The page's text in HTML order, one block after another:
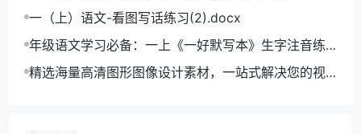
一（上）语文-看图写话练习(2).docx
年级语文学习必备：一上《一好默写本》生字注音练
习电子版，助力孩子打好基础
精选海量高清图形图像设计素材，一站式解决您的视